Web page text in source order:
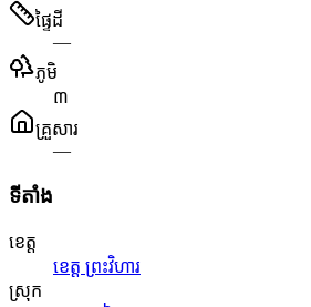
ផ្ទៃដី
—
ភូមិ
៣
គ្រួសារ
—
ទីតាំង
ខេត្ត
ខេត្ត ព្រះវិហារ
ស្រុក